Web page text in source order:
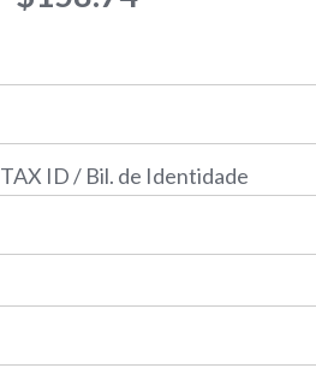
ID / Bil. de Identidade